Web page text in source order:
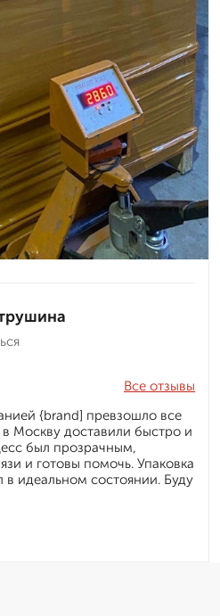
Все отзывы
{brand] превзошло все
Москву доставили быстро и
был прозрачным,
и готовы помочь. Упаковка
идеальном состоянии. Буду